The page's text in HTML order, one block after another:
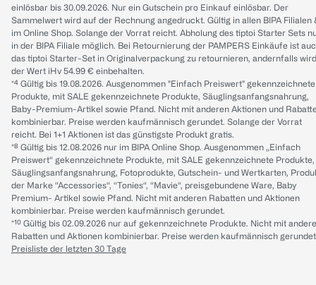
einlösbar bis 30.09.2026. Nur ein Gutschein pro Einkauf einlösbar. Der
Sammelwert wird auf der Rechnung angedruckt. Gültig in allen BIPA Filialen
im Online Shop. Solange der Vorrat reicht. Abholung des tiptoi Starter Sets
in der BIPA Filiale möglich. Bei Retournierung der PAMPERS Einkäufe ist
das tiptoi Starter-Set in Originalverpackung zu retournieren, andernfalls wird
der Wert iHv 54.99 € einbehalten.
*⁴ Gültig bis 19.08.2026. Ausgenommen "Einfach Preiswert" gekennzeichnete
Produkte, mit SALE gekennzeichnete Produkte, Säuglingsanfangsnahrung,
Baby-Premium-Artikel sowie Pfand. Nicht mit anderen Aktionen und
kombinierbar. Preise werden kaufmännisch gerundet. Solange der Vorrat
reicht. Bei 1+1 Aktionen ist das günstigste Produkt gratis.
*⁸ Gültig bis 12.08.2026 nur im BIPA Online Shop. Ausgenommen „Einfach
Preiswert“ gekennzeichnete Produkte, mit SALE gekennzeichnete Produkte,
Säuglingsanfangsnahrung, Fotoprodukte, Gutschein- und Wertkarten,
der Marke “Accessories“, “Tonies“, “Mavie“, preisgebundene Ware, Baby
Premium- Artikel sowie Pfand. Nicht mit anderen Rabatten und Aktionen
kombinierbar. Preise werden kaufmännisch gerundet.
*¹⁰ Gültig bis 02.09.2026 nur auf gekennzeichnete Produkte. Nicht mit
Rabatten und Aktionen kombinierbar. Preise werden kaufmännisch
Preisliste der letzten 30 Tage